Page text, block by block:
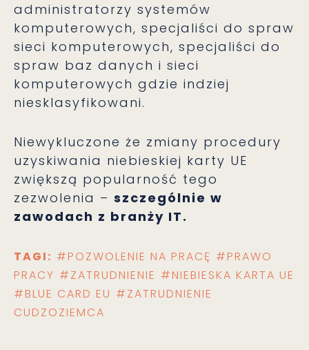
administratorzy systemów
komputerowych, specjaliści do spraw
sieci komputerowych, specjaliści do
spraw baz danych i sieci
komputerowych gdzie indziej
niesklasyfikowani.
Niewykluczone że zmiany procedury
uzyskiwania niebieskiej karty UE
zwiększą popularność tego
zezwolenia – szczególnie w
zawodach z branży IT.
TAGI: #POZWOLENIE NA PRACĘ #PRAWO
PRACY #ZATRUDNIENIE #NIEBIESKA KARTA UE
#BLUE CARD EU #ZATRUDNIENIE
CUDZOZIEMCA